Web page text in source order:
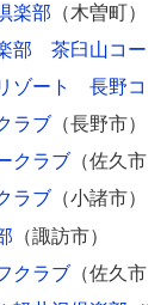
楽部 （木曽町）
部 茶臼山コース
ゾート 長野コ
ラブ （長野市）
クラブ （佐久市）
ラブ （小諸市）
（諏訪市）
クラブ （佐久市）